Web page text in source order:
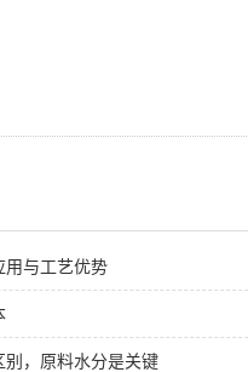
用与工艺优势
，原料水分是关键